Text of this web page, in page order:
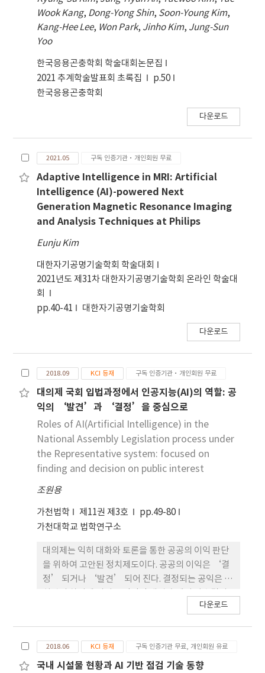
Wook Kang, Dong-Yong Shin, Soon-Young Kim,
Kang-Hee Lee, Won Park, Jinho Kim, Jung-Sun
Yoo
한국응용곤충학회 학술대회논문집
2021 추계학술발표회 초록집
p.50
한국응용곤충학회
다운로드
2021.05 구독 인증기관·개인회원 무료
Adaptive Intelligence in MRI: Artificial
Intelligence (AI)-powered Next
Generation Magnetic Resonance Imaging
and Analysis Techniques at Philips
Eunju Kim
대한자기공명기술학회 학술대회
2021년도 제31차 대한자기공명기술학회 온라인 학술대
회
pp.40-41
대한자기공명기술학회
다운로드
2018.09 KCI 등재 구독 인증기관·개인회원 무료
대의제 국회 입법과정에서 인공지능(AI)의 역할: 공
익의 ‘발견’과 ‘결정’을 중심으로
Roles of AI(Artificial Intelligence) in the
National Assembly Legislation process under
the Representative system: focused on
finding and decision on public interest
조원용
가천법학 제11권 제3호
pp.49-80
가천대학교 법학연구소
대의제는 익히 대화와 토론을 통한 공공의 이익 판단
을 위하여 고안된 정치제도이다. 공공의 이익은 ‘결
정’ 되거나 ‘발견’ 되어 진다. 결정되는 공익은 가
원칙으로 정해지는 것이고 발견되는 공익은 숙의 없
요한 경우에 가장 유용하게 사용될 수 있다. 현재에도
대의제의 핵심 요소인 선거를 통하여 선출된 대표자
다운로드
2018.06 KCI 등재 구독 인증기관 무료, 개인회원 유료
국내 시설물 현황과 AI 기반 점검 기술 동향